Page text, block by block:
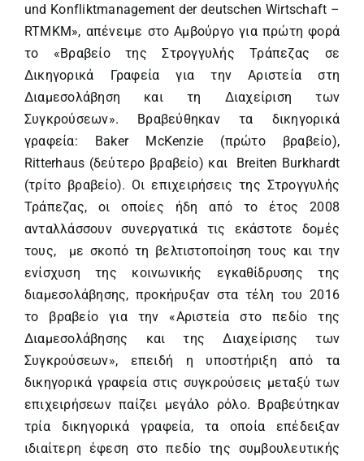
und Konfliktmanagement der deutschen Wirtschaft –
RTMKM», απένειμε στο Αμβούργο για πρώτη φορά
το «Βραβείο της Στρογγυλής Τράπεζας σε
Δικηγορικά Γραφεία για την Αριστεία στη
Διαμεσολάβηση και τη Διαχείριση των
Συγκρούσεων». Βραβεύθηκαν τα δικηγορικά
γραφεία: Baker McKenzie (πρώτο βραβείο),
Ritterhaus (δεύτερο βραβείο) και Breiten Burkhardt
(τρίτο βραβείο). Οι επιχειρήσεις της Στρογγυλής
Τράπεζας, οι οποίες ήδη από το έτος 2008
ανταλλάσσουν συνεργατικά τις εκάστοτε δομές
τους, με σκοπό τη βελτιστοποίηση τους και την
ενίσχυση της κοινωνικής εγκαθίδρυσης της
διαμεσολάβησης, προκήρυξαν στα τέλη του 2016
το βραβείο για την «Αριστεία στο πεδίο της
Διαμεσολάβησης και της Διαχείρισης των
Συγκρούσεων», επειδή η υποστήριξη από τα
δικηγορικά γραφεία στις συγκρούσεις μεταξύ των
επιχειρήσεων παίζει μεγάλο ρόλο. Βραβεύτηκαν
τρία δικηγορικά γραφεία, τα οποία επέδειξαν
ιδιαίτερη έφεση στο πεδίο της συμβουλευτικής